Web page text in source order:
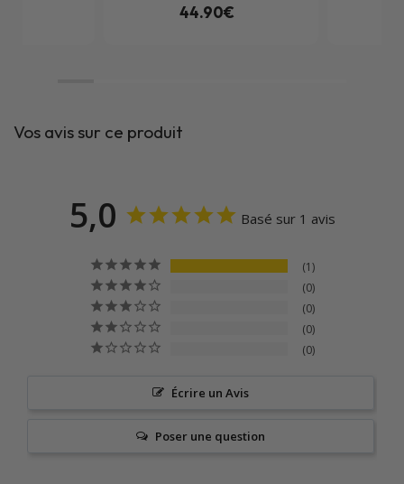
44.90€
Vos avis sur ce produit
5,0 Basé sur 1 avis
1
0
0
0
0
Écrire un Avis
Poser une question